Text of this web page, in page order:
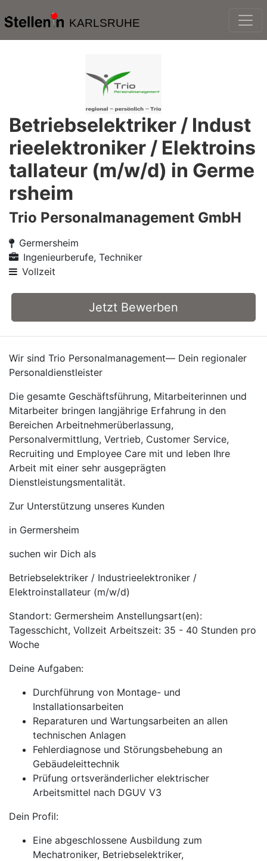
KARLSRUHE
Betriebselektriker / Indust
rieelektroniker / Elektroins
tallateur (m/w/d) in Germe
rsheim
Trio Personalmanagement GmbH
Germersheim
Ingenieurberufe, Techniker
Vollzeit
Jetzt Bewerben
Wir sind Trio Personalmanagement— Dein regionaler
Personaldienstleister
Die gesamte Geschäftsführung, Mitarbeiterinnen und
Mitarbeiter bringen langjährige Erfahrung in den
Bereichen Arbeitnehmerüberlassung,
Personalvermittlung, Vertrieb, Customer Service,
Recruiting und Employee Care mit und leben Ihre
Arbeit mit einer sehr ausgeprägten
Dienstleistungsmentalität.
Zur Unterstützung unseres Kunden
in Germersheim
suchen wir Dich als
Betriebselektriker / Industrieelektroniker /
Elektroinstallateur (m/w/d)
Standort: Germersheim Anstellungsart(en):
Tagesschicht, Vollzeit Arbeitszeit: 35 - 40 Stunden pro
Woche
Deine Aufgaben:
Durchführung von Montage- und
Installationsarbeiten
Reparaturen und Wartungsarbeiten an allen
technischen Anlagen
Fehlerdiagnose und Störungsbehebung an
Gebäudeleittechnik
Prüfung ortsveränderlicher elektrischer
Arbeitsmittel nach DGUV V3
Dein Profil:
Eine abgeschlossene Ausbildung zum
Mechatroniker, Betriebselektriker,